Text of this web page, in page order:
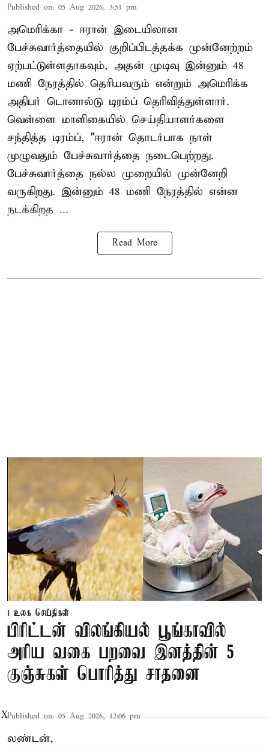
Published on: 05 Aug 2026, 3:51 pm
அமெரிக்கா - ஈரான் இடையிலான
பேச்சுவார்த்தையில் குறிப்பிடத்தக்க முன்னேற்றம்
ஏற்பட்டுள்ளதாகவும், அதன் முடிவு இன்னும் 48
மணி நேரத்தில் தெரியவரும் என்றும் அமெரிக்க
அதிபர் டொனால்டு டிரம்ப் தெரிவித்துள்ளார்.
வெள்ளை மாளிகையில் செய்தியாளர்களை
சந்தித்த டிரம்ப், "ஈரான் தொடர்பாக நாள்
முழுவதும் பேச்சுவார்த்தை நடைபெற்றது.
பேச்சுவார்த்தை நல்ல முறையில் முன்னேறி
வருகிறது. இன்னும் 48 மணி நேரத்தில் என்ன
நடக்கிறத ...
Read More
உலக செய்திகள்
பிரிட்டன் விலங்கியல் பூங்காவில்
அரிய வகை பறவை இனத்தின் 5
குஞ்சுகள் பொரித்து சாதனை
Published on: 05 Aug 2026, 12:06 pm
லண்டன்,
X